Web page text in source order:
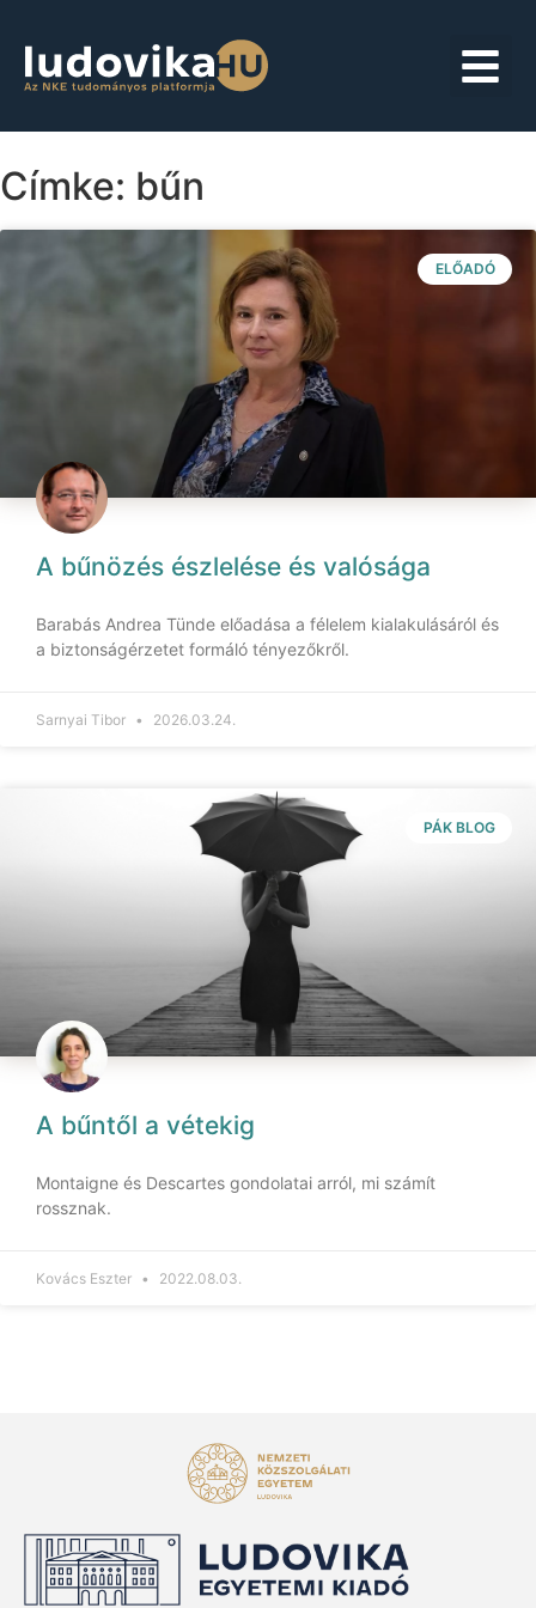
Címke: bűn
ELŐADÓ
A bűnözés észlelése és valósága
Barabás Andrea Tünde előadása a félelem kialakulásáról és
a biztonságérzetet formáló tényezőkről.
Sarnyai Tibor 2026.03.24.
PÁK BLOG
A bűntől a vétekig
Montaigne és Descartes gondolatai arról, mi számít
rossznak.
Kovács Eszter 2022.08.03.